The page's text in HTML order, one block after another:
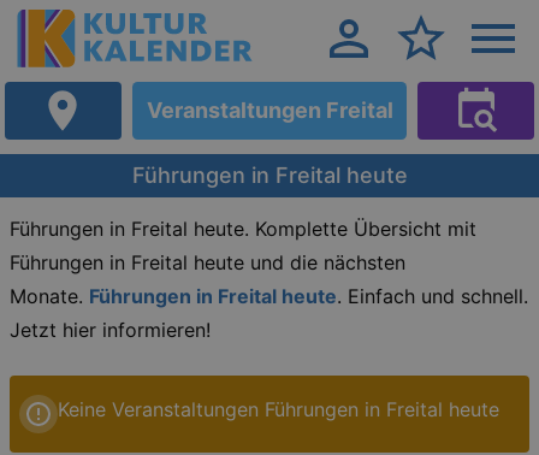
Veranstaltungen Freital
Führungen in Freital heute
Führungen in Freital heute. Komplette Übersicht mit
Führungen in Freital heute und die nächsten
Monate. Führungen in Freital heute. Einfach und schnell.
Jetzt hier informieren!
Keine Veranstaltungen Führungen in Freital heute